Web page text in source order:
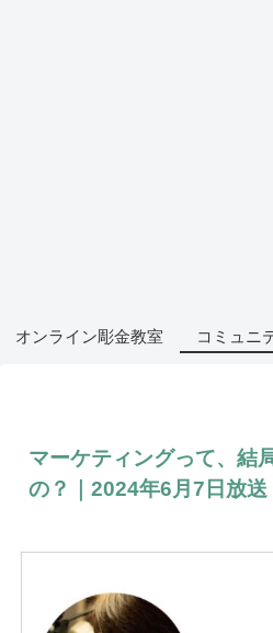
オンライン彫金教室 コミュニ
マーケティングって、結
の？｜2024年6月7日放送